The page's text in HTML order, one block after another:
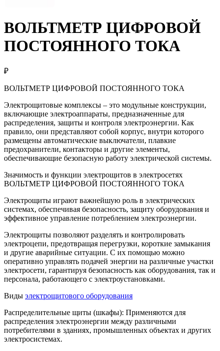
ВОЛЬТМЕТР ЦИФРОВОЙ
ПОСТОЯННОГО ТОКА
₽
ВОЛЬТМЕТР ЦИФРОВОЙ ПОСТОЯННОГО ТОКА
Электрощитовые комплексы – это модульные конструкции,
включающие электроаппараты, предназначенные для
распределения, защиты и контроля электроэнергии. Как
правило, они представляют собой корпус, внутри которого
размещены автоматические выключатели, плавкие
предохранители, контакторы и другие элементы,
обеспечивающие безопасную работу электрической системы.
Значимость и функции электрощитов в электросетях
ВОЛЬТМЕТР ЦИФРОВОЙ ПОСТОЯННОГО ТОКА
Электрощиты играют важнейшую роль в электрических
системах, обеспечивая безопасность, защиту оборудования и
эффективное управление потреблением электроэнергии.
Электрощиты позволяют разделять и контролировать
электроцепи, предотвращая перегрузки, короткие замыкания
и другие аварийные ситуации. С их помощью можно
оперативно управлять подачей энергии на различные участки
электросети, гарантируя безопасность как оборудования, так и
персонала, работающего с электроустановками.
Виды электрощитового оборудования
Распределительные щиты (шкафы): Применяются для
распределения электроэнергии между различными
потребителями в зданиях, промышленных объектах и других
электросистемах.